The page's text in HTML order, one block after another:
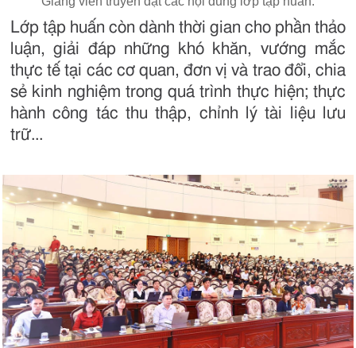
Lớp tập huấn còn dành thời gian cho phần thảo
luận, giải đáp những khó khăn, vướng mắc
thực tế tại các cơ quan, đơn vị và trao đổi, chia
sẻ kinh nghiệm trong quá trình thực hiện; thực
hành công tác thu thập, chỉnh lý tài liệu lưu
trữ...